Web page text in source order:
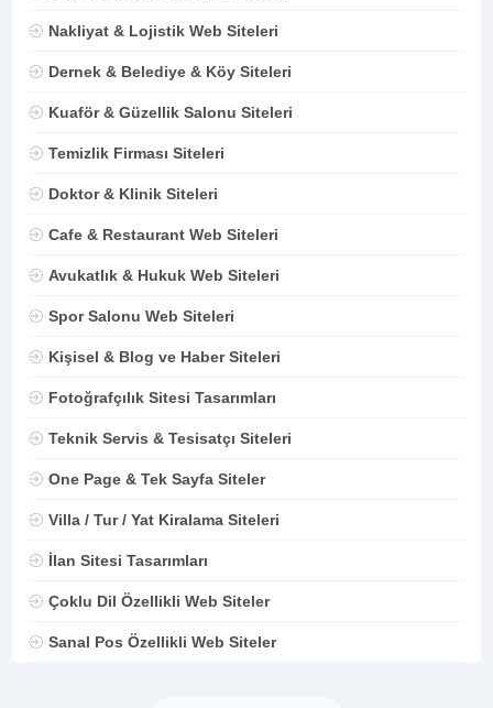
Nakliyat & Lojistik Web Siteleri
Dernek & Belediye & Köy Siteleri
Kuaför & Güzellik Salonu Siteleri
Temizlik Firması Siteleri
Doktor & Klinik Siteleri
Cafe & Restaurant Web Siteleri
Avukatlık & Hukuk Web Siteleri
Spor Salonu Web Siteleri
Kişisel & Blog ve Haber Siteleri
Fotoğrafçılık Sitesi Tasarımları
Teknik Servis & Tesisatçı Siteleri
One Page & Tek Sayfa Siteler
Villa / Tur / Yat Kiralama Siteleri
İlan Sitesi Tasarımları
Çoklu Dil Özellikli Web Siteler
Sanal Pos Özellikli Web Siteler